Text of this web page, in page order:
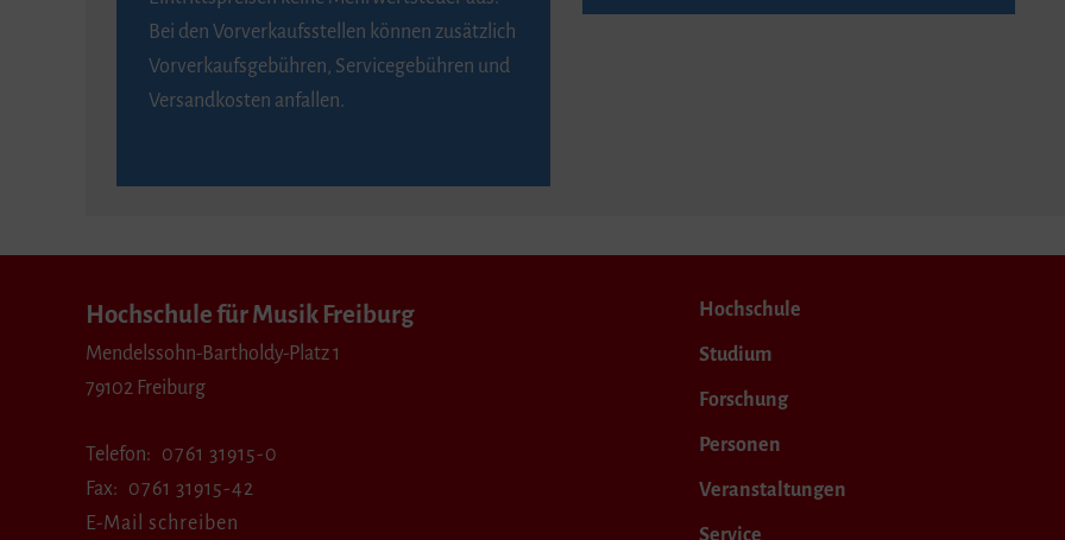
Bei den Vorverkaufsstellen können zusätzlich
Vorverkaufsgebühren, Servicegebühren und
Versandkosten anfallen.
Hochschule für Musik Freiburg
Mendelssohn-Bartholdy-Platz 1
79102 Freiburg
Telefon
0761 31915-0
Fax
0761 31915-42
E-Mail schreiben
Hochschule
Studium
Forschung
Personen
Veranstaltungen
Service